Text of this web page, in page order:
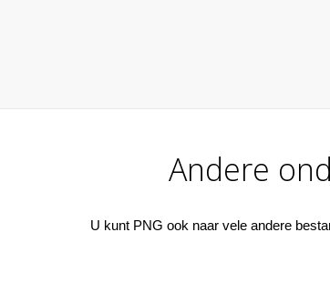
Andere
U kunt PNG ook naar vele andere